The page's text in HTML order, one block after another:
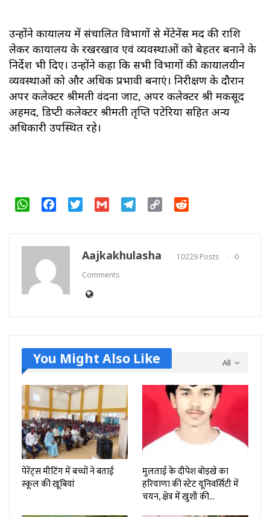
उन्होंने कार्यालय में संचालित विभागों से मेंटेनेंस मद की राशि
लेकर कार्यालय के रखरखाव एवं व्यवस्थाओं को बेहतर बनाने के
निर्देश भी दिए। उन्होंने कहा कि सभी विभागों की कार्यालयीन
व्यवस्थाओं को और अधिक प्रभावी बनाएं। निरीक्षण के दौरान
अपर कलेक्टर श्रीमती वंदना जाट, अपर कलेक्टर श्री मकसूद
अहमद, डिप्टी कलेक्टर श्रीमती तृप्ति पटेरिया सहित अन्य
अधिकारी उपस्थित रहे।
WhatsAppFacebookTwitter Gmail Telegram
Copy
Aajkakhulasha 10229 Posts
0
Comments
All
You Might Also Like
पेरेंट्स मीटिंग में बच्चों ने बताई
स्कूल की खूबियां
मुलताई के दीपेश बोड़खे का
हरियाणा की स्टेट यूनिवर्सिटी में
चयन, क्षेत्र में खुशी की…